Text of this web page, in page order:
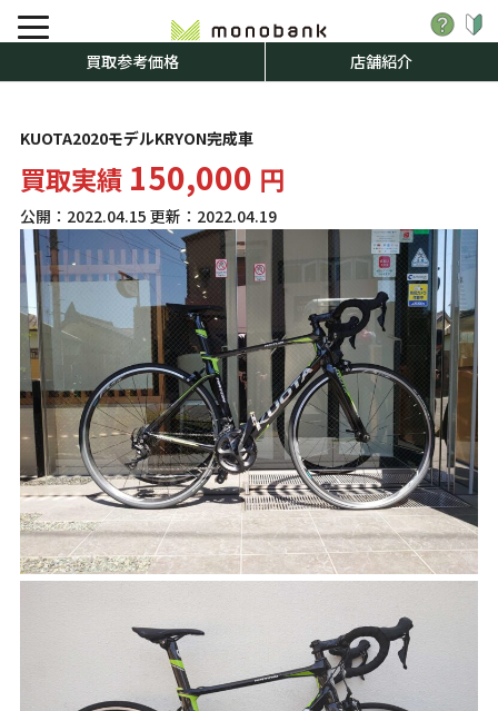
買取参考価格 店舗紹介
KUOTA2020モデルKRYON完成車
買取実績150,000 円
公開： 2022.04.15 更新： 2022.04.19